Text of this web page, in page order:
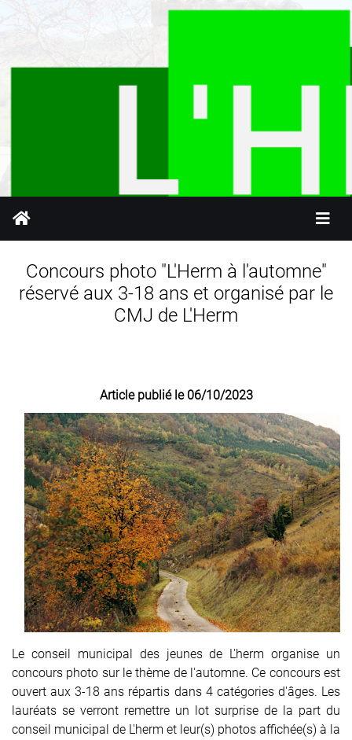
Concours photo "L'Herm à l'automne"
réservé aux 3-18 ans et organisé par le
CMJ de L'Herm
Article publié le 06/10/2023
Le conseil municipal des jeunes de L'herm organise un
concours photo sur le thème de l'automne. Ce concours est
ouvert aux 3-18 ans répartis dans 4 catégories d'âges. Les
lauréats se verront remettre un lot surprise de la part du
conseil municipal de L'herm et leur(s) photos affichée(s) à la